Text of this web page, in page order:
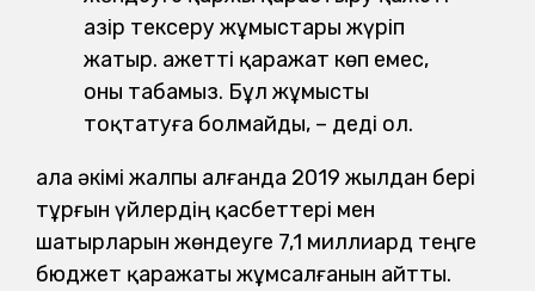
Қазір тексеру жұмыстары жүріп
жатыр. Қажетті қаражат көп емес,
оны табамыз. Бұл жұмысты
тоқтатуға болмайды, – деді ол.
Қала әкімі жалпы алғанда 2019 жылдан бері
тұрғын үйлердің қасбеттері мен
шатырларын жөндеуге 7,1 миллиард теңге
бюджет қаражаты жұмсалғанын айтты.